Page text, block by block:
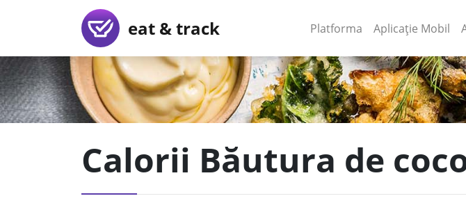
eat & track Platforma (current)
Aplicație Mobil
Calorii Băutura de